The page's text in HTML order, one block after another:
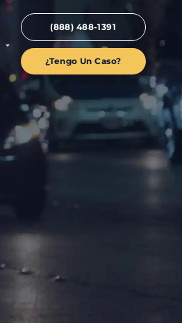
(888) 488-1391
¿Tengo Un Caso?